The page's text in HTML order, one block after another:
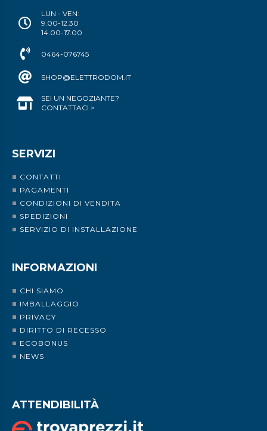
LUN - VEN:
9.00-12.30
14.00-17.00
0464-076745
SHOP@ELETTRODOM.IT
SEI UN NEGOZIANTE?
CONTATTACI >
SERVIZI
CONTATTI
PAGAMENTI
CONDIZIONI DI VENDITA
SPEDIZIONI
SERVIZIO DI INSTALLAZIONE
INFORMAZIONI
CHI SIAMO
IMBALLAGGIO
PRIVACY
DIRITTO DI RECESSO
ECOBONUS
NEWS
ATTENDIBILITÀ